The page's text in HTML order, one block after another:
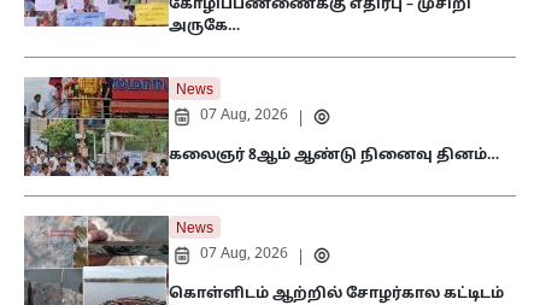
கோழிப்பண்ணைக்கு எதிர்பு – முசிறி
அருகே…
News
07 Aug, 2026
கலைஞர் 8ஆம் ஆண்டு நினைவு தினம்…
News
07 Aug, 2026
கொள்ளிடம் ஆற்றில் சோழர்கால கட்டிடம்